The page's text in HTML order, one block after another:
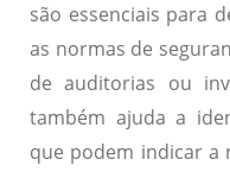
são essenciais para
as normas de
de auditorias ou
também ajuda a
que podem indicar a